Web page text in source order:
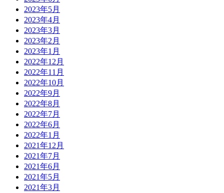
2023年5月
2023年4月
2023年3月
2023年2月
2023年1月
2022年12月
2022年11月
2022年10月
2022年9月
2022年8月
2022年7月
2022年6月
2022年1月
2021年12月
2021年7月
2021年6月
2021年5月
2021年3月